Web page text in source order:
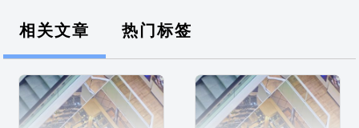
相关文章 热门标签